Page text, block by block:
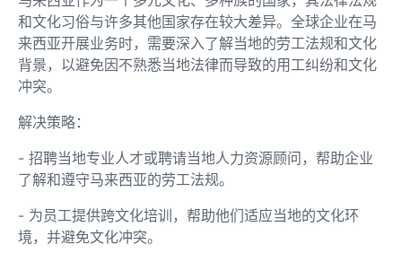
和文化习俗与许多其他国家存在较大差异。全球企业在马
来西亚开展业务时，需要深入了解当地的劳工法规和文化
背景，以避免因不熟悉当地法律而导致的用工纠纷和文化
冲突。
解决策略：
- 招聘当地专业人才或聘请当地人力资源顾问，帮助企业
了解和遵守马来西亚的劳工法规。
- 为员工提供跨文化培训，帮助他们适应当地的文化环
境，并避免文化冲突。